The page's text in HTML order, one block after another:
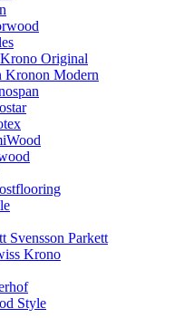
Krono Original
Kronon Modern
Svensson Parkett
Krono
Style